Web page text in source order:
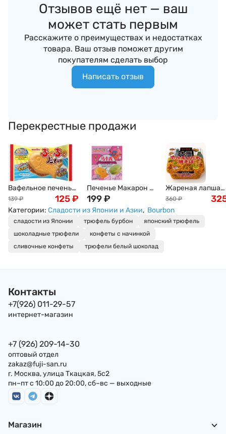
Отзывов ещё нет — ваш
может стать первым
Расскажите о преимуществах и недостатках
товара. Ваш отзыв поможет другим
покупателям сделать выбор
Написать отзыв
Перекрестные продажи
Вафельное печенье
"Тайяки" Meito,
Япония, 16,5г
139 ₽ 125₽
Печенье Макарон с
клубничным вкусом
Macaron Gang-Fu,
132 г, Китай
199₽
Жареная лапша
Якисоба с
Хорумон,
уникальный
из Осаки
360 ₽
Категории: Сладости из Японии и Азии, Bourbon
сладости из Японии трюфель бурбон
японский трюфель
шоколадные трюфели
конфеты с начинкой
сливочные конфеты
трюфели белый шоколад
Контакты
+7(926) 011-29-57
интернет-магазин
+7 (926) 209-14-30
оптовый отдел
zakaz@fuji-san.ru
г. Москва, улица Ткацкая, 5с2
пн–пт с 10:00 до 20:00, сб–вс — выходные
Магазин